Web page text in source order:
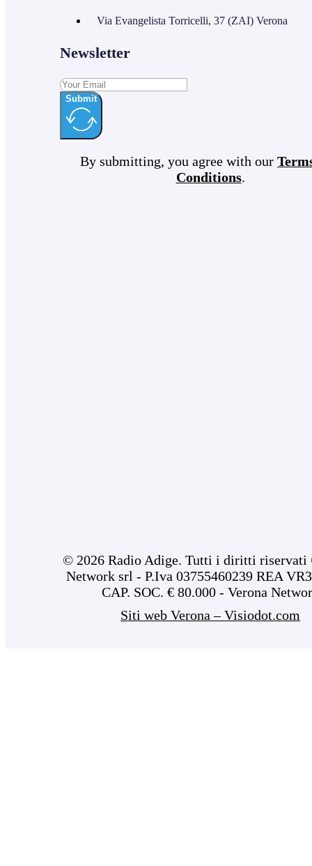
Via Evangelista Torricelli, 37 (ZAI) Verona
Newsletter
Submit
By submitting, you agree with our
Conditions.
© 2026 Radio Adige. Tutti i diritti riservati
Network srl - P.Iva 03755460239 REA
CAP. SOC. € 80.000 - Verona
Siti web Verona – Visiodot.com